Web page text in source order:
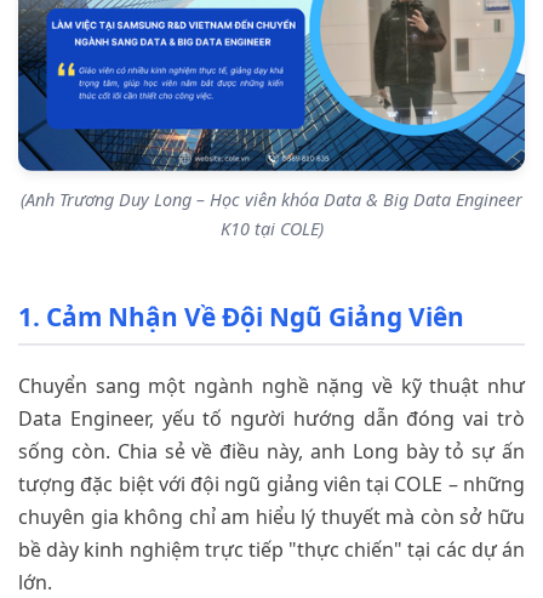
(Anh Trương Duy Long – Học viên khóa Data & Big Data Engineer
K10 tại COLE)
1. Cảm Nhận Về Đội Ngũ Giảng Viên
Chuyển sang một ngành nghề nặng về kỹ thuật như
Data Engineer, yếu tố người hướng dẫn đóng vai trò
sống còn. Chia sẻ về điều này, anh Long bày tỏ sự ấn
tượng đặc biệt với đội ngũ giảng viên tại COLE – những
chuyên gia không chỉ am hiểu lý thuyết mà còn sở hữu
bề dày kinh nghiệm trực tiếp "thực chiến" tại các dự án
lớn.